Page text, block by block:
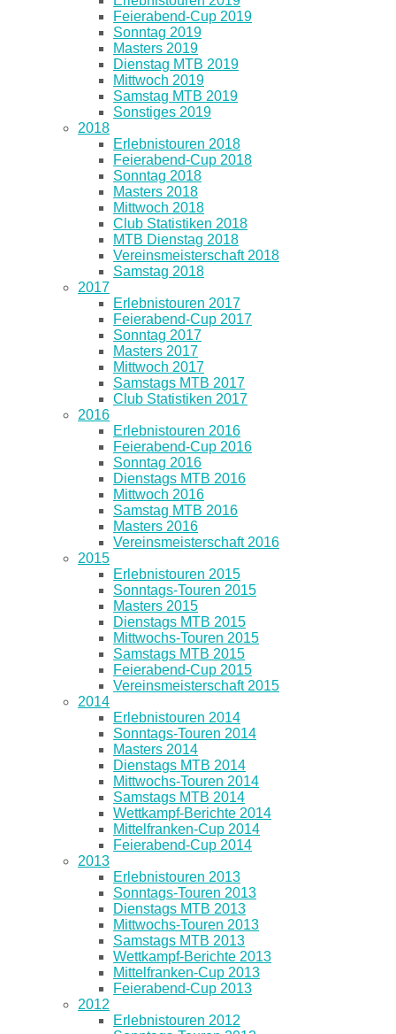
Feierabend-Cup 2019
Sonntag 2019
Masters 2019
Dienstag MTB 2019
Mittwoch 2019
Samstag MTB 2019
Sonstiges 2019
2018
Erlebnistouren 2018
Feierabend-Cup 2018
Sonntag 2018
Masters 2018
Mittwoch 2018
Club Statistiken 2018
MTB Dienstag 2018
Vereinsmeisterschaft 2018
Samstag 2018
2017
Erlebnistouren 2017
Feierabend-Cup 2017
Sonntag 2017
Masters 2017
Mittwoch 2017
Samstags MTB 2017
Club Statistiken 2017
2016
Erlebnistouren 2016
Feierabend-Cup 2016
Sonntag 2016
Dienstags MTB 2016
Mittwoch 2016
Samstag MTB 2016
Masters 2016
Vereinsmeisterschaft 2016
2015
Erlebnistouren 2015
Sonntags-Touren 2015
Masters 2015
Dienstags MTB 2015
Mittwochs-Touren 2015
Samstags MTB 2015
Feierabend-Cup 2015
Vereinsmeisterschaft 2015
2014
Erlebnistouren 2014
Sonntags-Touren 2014
Masters 2014
Dienstags MTB 2014
Mittwochs-Touren 2014
Samstags MTB 2014
Wettkampf-Berichte 2014
Mittelfranken-Cup 2014
Feierabend-Cup 2014
2013
Erlebnistouren 2013
Sonntags-Touren 2013
Dienstags MTB 2013
Mittwochs-Touren 2013
Samstags MTB 2013
Wettkampf-Berichte 2013
Mittelfranken-Cup 2013
Feierabend-Cup 2013
2012
Erlebnistouren 2012